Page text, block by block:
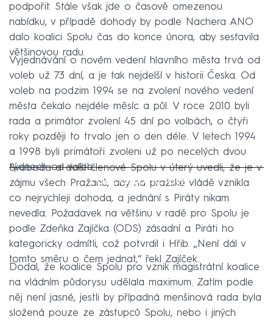
podpořit. Stále však jde o časově omezenou
nabídku, v případě dohody by podle Nachera ANO
dalo koalici Spolu čas do konce února, aby sestavila
většinovou radu.
Vyjednávání o novém vedení hlavního města trvá od
voleb už 73 dní, a je tak nejdelší v historii Česka. Od
voleb na podzim 1994 se na zvolení nového vedení
města čekalo nejdéle měsíc a půl. V roce 2010 byli
rada a primátor zvolení 45 dní po volbách, o čtyři
roky později to trvalo jen o den déle. V letech 1994
a 1998 byli primátoři zvoleni už po necelých dvou
týdnech od voleb.
Failed to fetch
Svoboda a další členové Spolu v úterý uvedli, že je v
zájmu všech Pražanů, aby na pražské vládě vznikla
co nejrychleji dohoda, a jednání s Piráty nikam
nevedla. Požadavek na většinu v radě pro Spolu je
podle Zdeňka Zajíčka (ODS) zásadní a Piráti ho
kategoricky odmítli, což potvrdil i Hřib. „Není dál v
tomto směru o čem jednat,“ řekl Zajíček.
Dodal, že koalice Spolu pro vznik magistrátní koalice
na vládním půdorysu udělala maximum. Zatím podle
něj není jasné, jestli by případná menšinová rada byla
složená pouze ze zástupců Spolu, nebo i jiných